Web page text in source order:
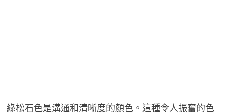
綠松石色是溝通和清晰度的顏色。這種令人振奮的色